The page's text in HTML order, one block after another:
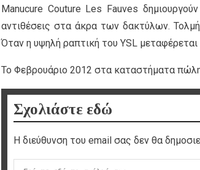
Manucure Couture Les Fauves
αντιθέσεις στα άκρα των δακτύλων.
Όταν η υψηλή ραπτική του YSL
Το Φεβρουάριο 2012 στα καταστήματα
Σχολιάστε εδώ
Η διεύθυνση του email σας δεν θα